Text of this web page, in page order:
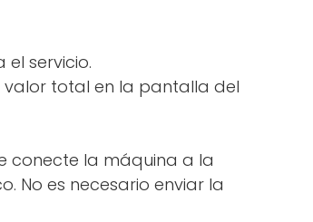
servicio.
valor total en la pantalla del
conecte la máquina a la
No es necesario enviar la